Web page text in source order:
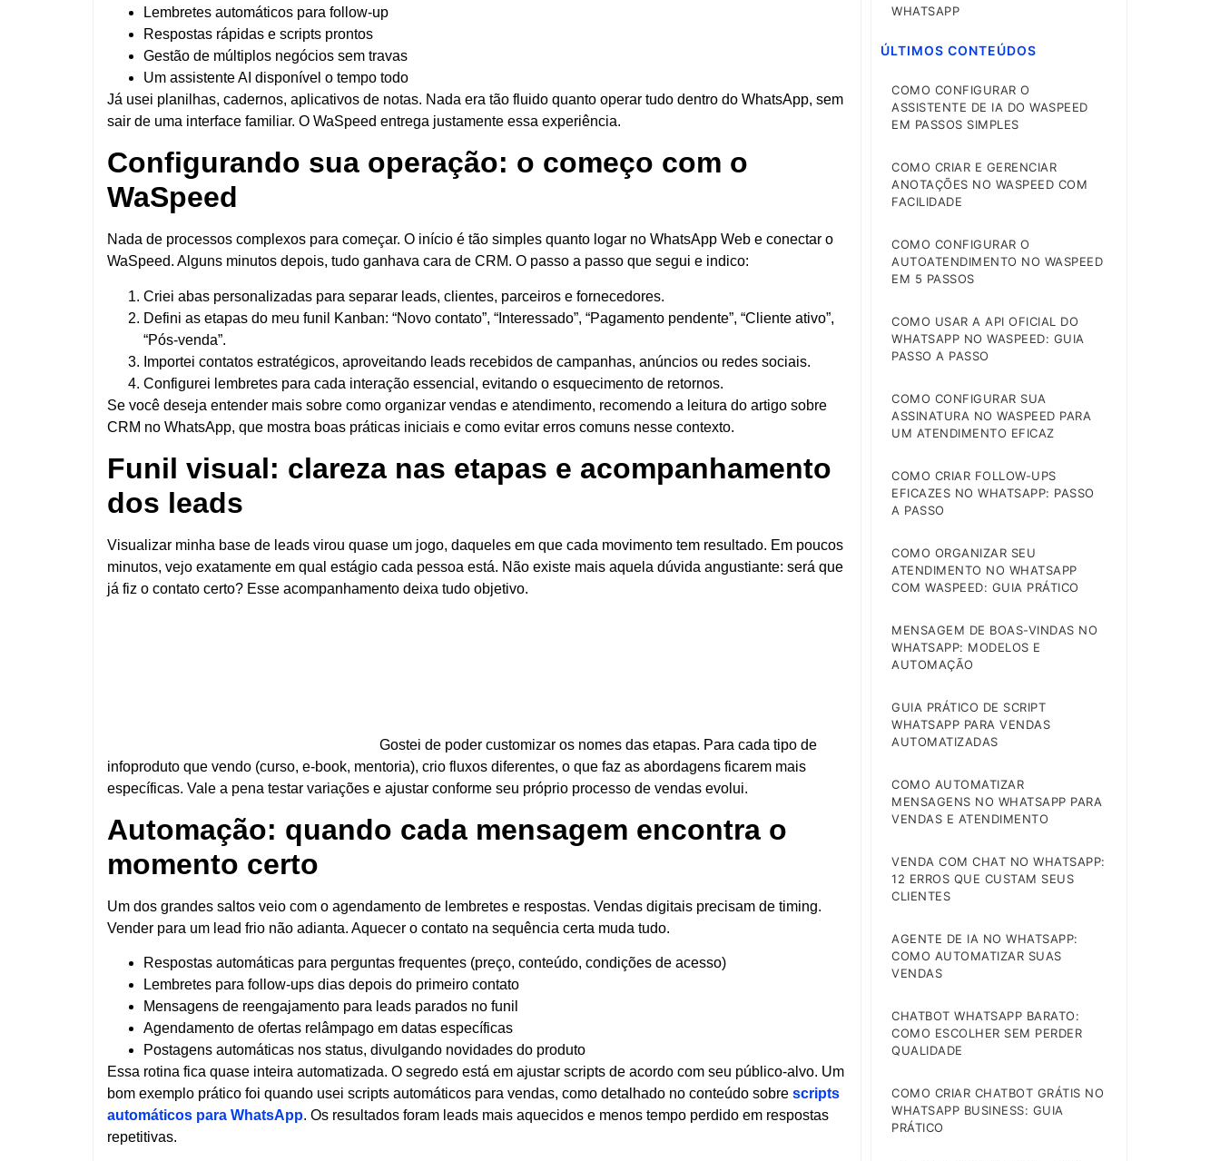
Lembretes automáticos para follow-up
Respostas rápidas e scripts prontos
Gestão de múltiplos negócios sem travas
Um assistente AI disponível o tempo todo
Já usei planilhas, cadernos, aplicativos de notas. Nada era tão fluido quanto operar tudo dentro do WhatsApp, sem
sair de uma interface familiar. O WaSpeed entrega justamente essa experiência.
Configurando sua operação: o começo com o
WaSpeed
Nada de processos complexos para começar. O início é tão simples quanto logar no WhatsApp Web e conectar o
WaSpeed. Alguns minutos depois, tudo ganhava cara de CRM. O passo a passo que segui e indico:
Criei abas personalizadas para separar leads, clientes, parceiros e fornecedores.
Defini as etapas do meu funil Kanban: “Novo contato”, “Interessado”, “Pagamento pendente”, “Cliente ativo”,
“Pós-venda”.
Importei contatos estratégicos, aproveitando leads recebidos de campanhas, anúncios ou redes sociais.
Configurei lembretes para cada interação essencial, evitando o esquecimento de retornos.
Se você deseja entender mais sobre como organizar vendas e atendimento, recomendo a leitura do artigo sobre
CRM no WhatsApp, que mostra boas práticas iniciais e como evitar erros comuns nesse contexto.
Funil visual: clareza nas etapas e acompanhamento
dos leads
Visualizar minha base de leads virou quase um jogo, daqueles em que cada movimento tem resultado. Em poucos
minutos, vejo exatamente em qual estágio cada pessoa está. Não existe mais aquela dúvida angustiante: será que
já fiz o contato certo? Esse acompanhamento deixa tudo objetivo.
Gostei de poder customizar os nomes das etapas. Para cada tipo de
infoproduto que vendo (curso, e-book, mentoria), crio fluxos diferentes, o que faz as abordagens ficarem mais
específicas. Vale a pena testar variações e ajustar conforme seu próprio processo de vendas evolui.
Automação: quando cada mensagem encontra o
momento certo
Um dos grandes saltos veio com o agendamento de lembretes e respostas. Vendas digitais precisam de timing.
Vender para um lead frio não adianta. Aquecer o contato na sequência certa muda tudo.
Respostas automáticas para perguntas frequentes (preço, conteúdo, condições de acesso)
Lembretes para follow-ups dias depois do primeiro contato
Mensagens de reengajamento para leads parados no funil
Agendamento de ofertas relâmpago em datas específicas
Postagens automáticas nos status, divulgando novidades do produto
Essa rotina fica quase inteira automatizada. O segredo está em ajustar scripts de acordo com seu público-alvo. Um
bom exemplo prático foi quando usei scripts automáticos para vendas, como detalhado no conteúdo sobre scripts
automáticos para WhatsApp. Os resultados foram leads mais aquecidos e menos tempo perdido em respostas
repetitivas.
WHATSAPP
ÚLTIMOS CONTEÚDOS
COMO CONFIGURAR O
ASSISTENTE DE IA DO WASPEED
EM PASSOS SIMPLES
COMO CRIAR E GERENCIAR
ANOTAÇÕES NO WASPEED COM
FACILIDADE
COMO CONFIGURAR O
AUTOATENDIMENTO NO WASPEED
EM 5 PASSOS
COMO USAR A API OFICIAL DO
WHATSAPP NO WASPEED: GUIA
PASSO A PASSO
COMO CONFIGURAR SUA
ASSINATURA NO WASPEED PARA
UM ATENDIMENTO EFICAZ
COMO CRIAR FOLLOW-UPS
EFICAZES NO WHATSAPP: PASSO
A PASSO
COMO ORGANIZAR SEU
ATENDIMENTO NO WHATSAPP
COM WASPEED: GUIA PRÁTICO
MENSAGEM DE BOAS-VINDAS NO
WHATSAPP: MODELOS E
AUTOMAÇÃO
GUIA PRÁTICO DE SCRIPT
WHATSAPP PARA VENDAS
AUTOMATIZADAS
COMO AUTOMATIZAR
MENSAGENS NO WHATSAPP PARA
VENDAS E ATENDIMENTO
VENDA COM CHAT NO WHATSAPP:
12 ERROS QUE CUSTAM SEUS
CLIENTES
AGENTE DE IA NO WHATSAPP:
COMO AUTOMATIZAR SUAS
VENDAS
CHATBOT WHATSAPP BARATO:
COMO ESCOLHER SEM PERDER
QUALIDADE
COMO CRIAR CHATBOT GRÁTIS NO
WHATSAPP BUSINESS: GUIA
PRÁTICO